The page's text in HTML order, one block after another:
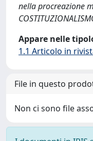
nella procreazione
Appare nelle
1.1 Articolo in
File in questo
Non ci sono file